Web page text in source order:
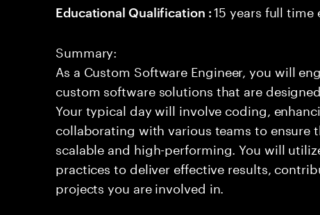
Educational Qualification :15 years full time
Summary:
As a Custom Software Engineer, you will
custom software solutions that are
Your typical day will involve coding,
collaborating with various teams to ensure
scalable and high-performing. You will
practices to deliver effective results,
projects you are involved in.